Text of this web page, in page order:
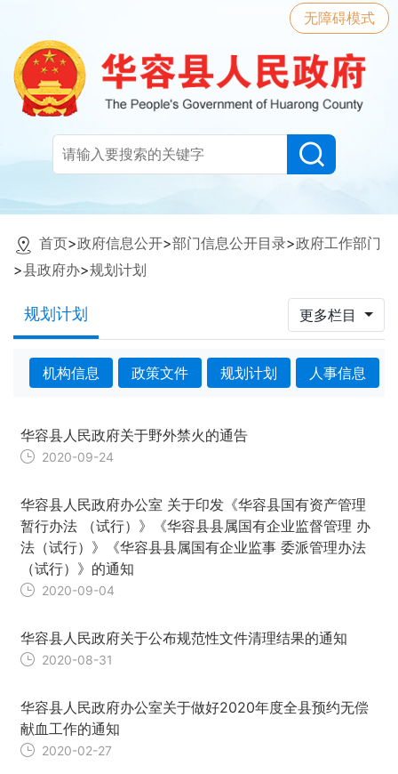
无障碍模式
首页>政府信息公开>部门信息公开目录>政府工作部门
>县政府办>规划计划
规划计划 更多栏目
机构信息 政策文件 规划计划 人事信息
华容县人民政府关于野外禁火的通告
2020-09-24
华容县人民政府办公室 关于印发《华容县国有资产管理
暂行办法 （试行）》《华容县县属国有企业监督管理 办
法（试行）》《华容县县属国有企业监事 委派管理办法
（试行）》的通知
2020-09-04
华容县人民政府关于公布规范性文件清理结果的通知
2020-08-31
华容县人民政府办公室关于做好2020年度全县预约无偿
献血工作的通知
2020-02-27